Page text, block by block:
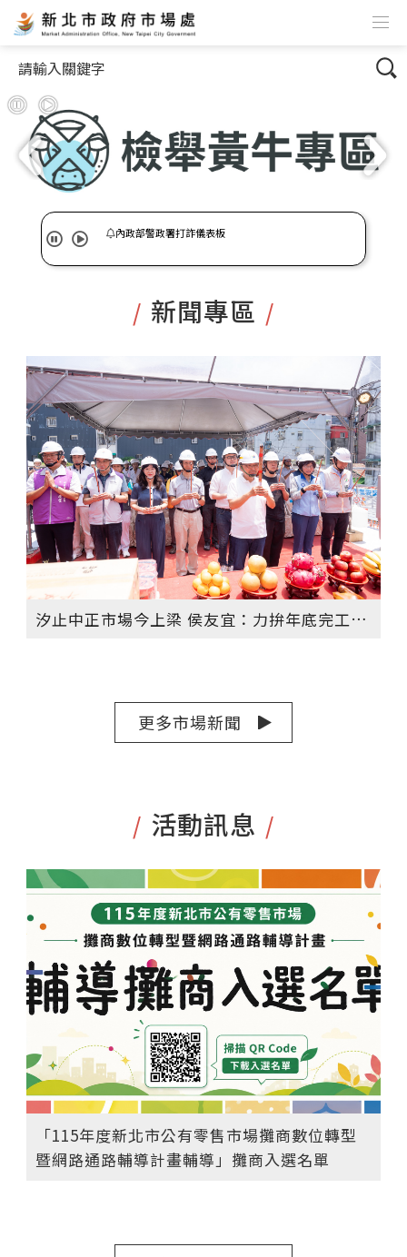
跳到主要內容
網站導覽
搜尋
暫停 播放
暫停
內政部警政署打詐儀表板
內政部警政署打詐儀表板
/ 新聞專區 /
汐止中正市場今上梁 侯友宜：力拚年底完工啟用 打造現代化市場
更多市場新聞
/ 活動訊息 /
「115年度新北市公有零售市場攤商數位轉型
暨網路通路輔導計畫輔導」攤商入選名單